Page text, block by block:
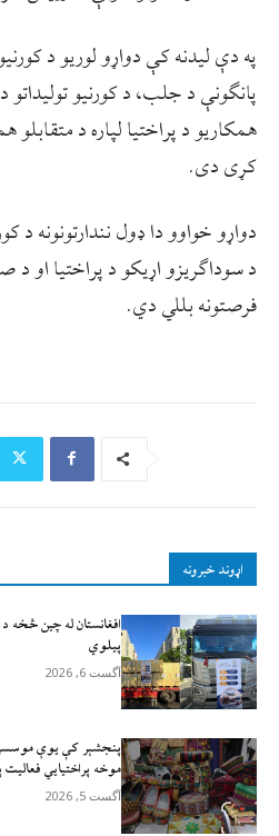
په دې لیدنه کې دواړو لوريو د
پانګونې د جلب، د کورنیو
همکاریو د پراختیا لپاره د متقابلو
کړی دی.
دواړو خواوو دا ډول نندارتونونه د
د سوداګریزو اړیکو د پراختیا او
فرصتونه بللي دي.
اړوند خبرونه
افغانستان له چين څخه
پيلوي
آگست 6, 2026
پنجشېر کې یوې موسسې
موخه پراختیايي
آگست 5, 2026